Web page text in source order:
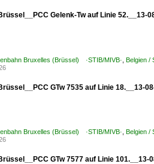
Gelenk-Tw auf Linie 52.__13-
Bruxelles (Brüssel) ·STIB/MIVB· Belgien /
GTw 7535 auf Linie 18.__13-
Bruxelles (Brüssel) ·STIB/MIVB· Belgien /
GTw 7577 auf Linie 101.__13-